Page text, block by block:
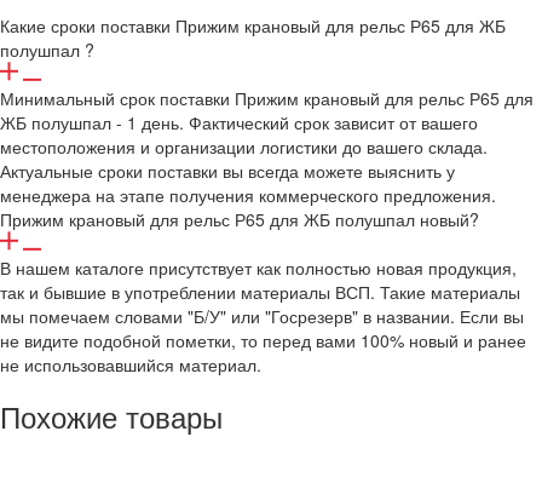
Какие сроки поставки Прижим крановый для рельс Р65 для ЖБ
полушпал ?
Минимальный срок поставки Прижим крановый для рельс Р65 для
ЖБ полушпал - 1 день. Фактический срок зависит от вашего
местоположения и организации логистики до вашего склада.
Актуальные сроки поставки вы всегда можете выяснить у
менеджера на этапе получения коммерческого предложения.
Прижим крановый для рельс Р65 для ЖБ полушпал новый?
В нашем каталоге присутствует как полностью новая продукция,
так и бывшие в употреблении материалы ВСП. Такие материалы
мы помечаем словами "Б/У" или "Госрезерв" в названии. Если вы
не видите подобной пометки, то перед вами 100% новый и ранее
не использовавшийся материал.
Похожие товары